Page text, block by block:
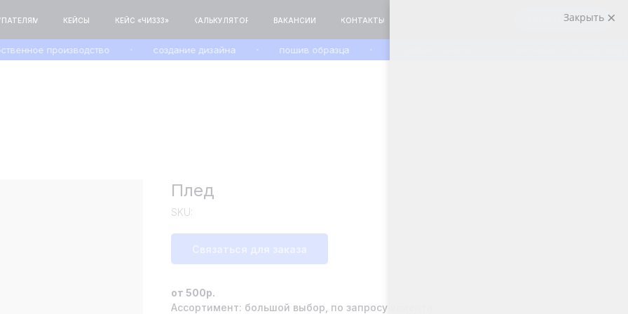
КЕЙСЫ КЕЙС «ЧИЗЗЗ» ВАКАНСИИ КОНТАКТЫ
КАЛЬКУЛЯТОР
производство создание дизайна пошив образца
Плед
SKU:
от 500р.
Ассортимент: большой выбор, по запросу клиента
Закрыть